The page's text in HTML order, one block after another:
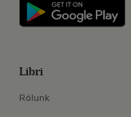
Libri
Rólunk